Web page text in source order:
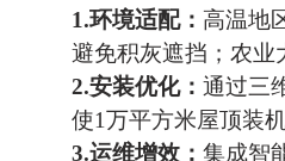
1.‌环境适配‌： 高温地
避免积灰遮挡；农业
2.‌安装优化‌： 通过三
使1万平方米屋顶装
3.‌运维增效‌： 集成智